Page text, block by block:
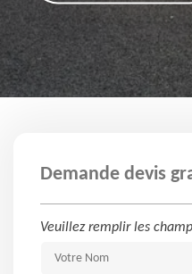
Demande devis
Veuillez remplir les